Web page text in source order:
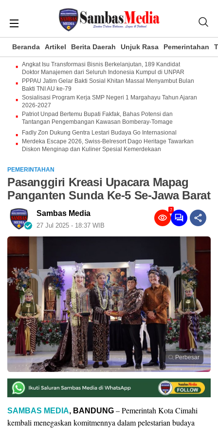
Beranda Artikel Berita Daerah Unjuk Rasa Pemerintahan
Angkat Isu Transformasi Bisnis Berkelanjutan, 189 Kandidat
Doktor Manajemen dari Seluruh Indonesia Kumpul di UNPAR
PPPAU Jatim Gelar Bakti Sosial Khitan Massal Menyambut Bulan
Bakti TNI AU ke-79
Sosialisasi Program Kerja SMP Negeri 1 Margahayu Tahun Ajaran
2026-2027
Patriot Unpad Bertemu Bupati Fakfak, Bahas Potensi dan
Tantangan Pengembangan Kawasan Bomberay-Tomage
Fadly Zon Dukung Gentra Lestari Budaya Go Internasional
Merdeka Escape 2026, Swiss-Belresort Dago Heritage Tawarkan
Diskon Menginap dan Kuliner Spesial Kemerdekaan
PEMERINTAHAN
Pasanggiri Kreasi Upacara Mapag
Panganten Sunda Ke-5 Se-Jawa Barat
Sambas Media
27 Jul 2025 - 18:37 WIB
7
Perbesar
SAMBAS MEDIA, BANDUNG – Pemerintah Kota Cimahi
kembali menegaskan komitmennya dalam pelestarian budaya